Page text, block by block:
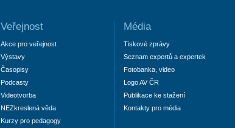
Veřejnost
Akce pro veřejnost
Výstavy
Časopisy
Podcasty
Videotvorba
NEZkreslená věda
Kurzy pro pedagogy
Média
Tiskové zprávy
Seznam expertů a expertek
Fotobanka, video
Logo AV ČR
Publikace ke stažení
Kontakty pro média